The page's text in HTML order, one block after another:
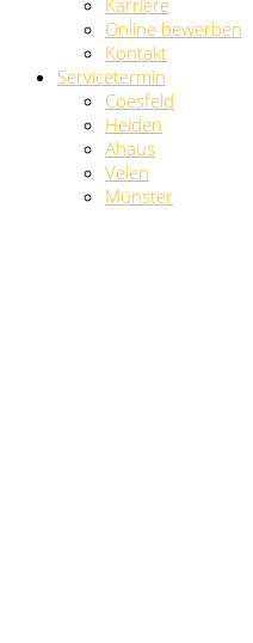
Karriere
Online bewerben
Kontakt
Servicetermin
Coesfeld
Heiden
Ahaus
Velen
Münster